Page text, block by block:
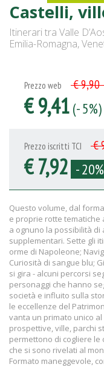
Castelli,
Itinerari tra Valle
Emilia-Romagna,
Prezzo web € 9,90
€ 9,41(- 5%)
Prezzo iscritti TCI €
€ 7,92 - 20%
Questo volume, dal
e proprie rotte
a ognuno la possibilità di
supplementari. Sette gli
orme di Napoleone;
Curiosità di sangue blu;
si gira - alcuni percorsi
personaggi che hanno
società e influito sulla
le eccellenze del
vanta un primato unico
prospettive, ville, parchi
permettono di cogliere le
che si sono rivelati al
Formato maneggevole,